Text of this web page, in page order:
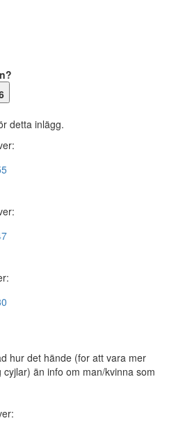
detta inlägg.
hur det hände (for att vara mer
än info om man/kvinna som